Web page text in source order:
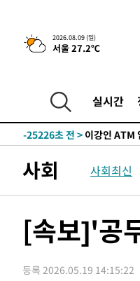
2026.08.09 (일)
서울 27.2℃
실시간
3시간 전 >콜롬비아 신임 우
-31064초 전 > 'AT마드리드
-28630초 전 >
네타냐후,
-25226초 전 >
-24222초 전 > 태풍 돌핀,
-20198초 전 >
[속보]與 강
-19532초 전 >與 강원·TK
-19179초 전 >
[속보]與 당
45.71%
46.35%
-18878초 전 >[속보]與 당
사회 사회최신
[속보]'공
등록 2026.05.19 14:15:22